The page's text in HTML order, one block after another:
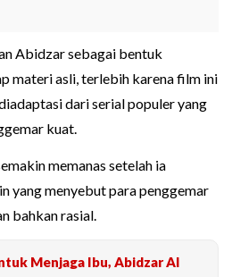
Abidzar sebagai bentuk
materi asli, terlebih karena film ini
dari serial populer yang
kuat.
memanas setelah ia
yang menyebut para penggemar
bahkan rasial.
Menjaga Ibu, Abidzar Al